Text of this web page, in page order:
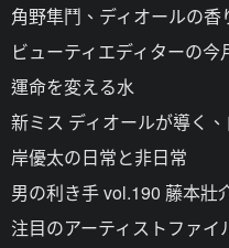
角野隼鬥、ディオールの香
ビューティエディターの今
運命を変える水
新ミス ディオールが導く
岸優太の日常と非日常
男の利き手 vol.190 藤本壯
注目のアーティストファイ